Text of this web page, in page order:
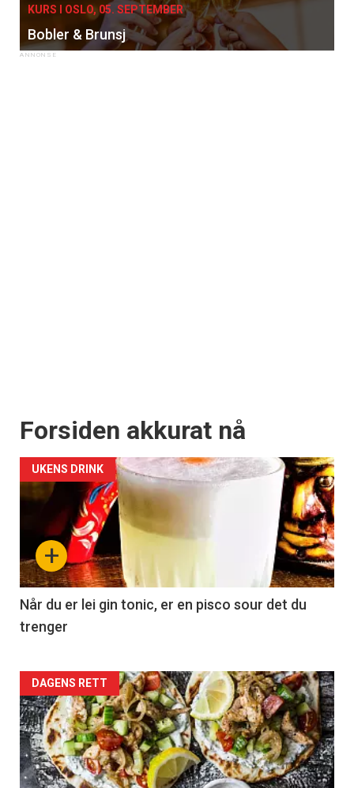
KURS I OSLO, 05. SEPTEMBER
Bobler & Brunsj
Forsiden akkurat nå
+
UKENS DRINK
Når du er lei gin tonic, er en pisco sour det du
trenger
Forsiden
akkurat
nå
DAGENS RETT